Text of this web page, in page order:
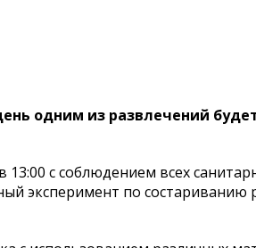
одним из развлечений
с соблюдением всех
эксперимент по состариванию